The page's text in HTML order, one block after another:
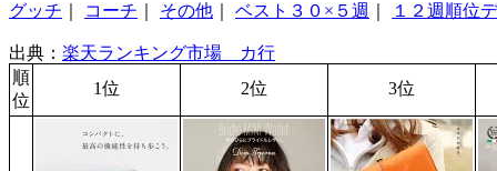
グッチ コーチ その他 ベスト３０×５週 １２週順位
出典： 楽天ランキング市場 カ行
順
位
1位 2位 3位